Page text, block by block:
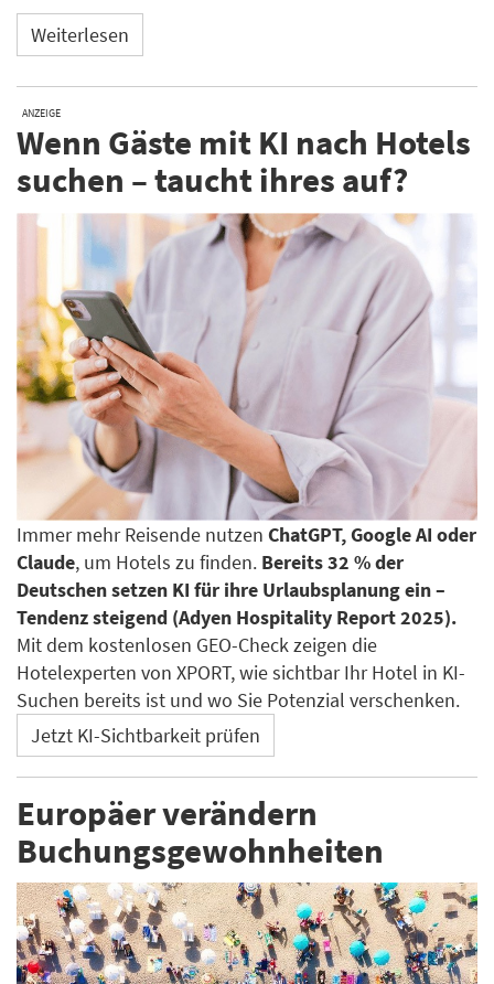
Weiterlesen
ANZEIGE
Wenn Gäste mit KI nach Hotels
suchen – taucht ihres auf?
Immer mehr Reisende nutzen ChatGPT, Google AI oder
Claude, um Hotels zu finden. Bereits 32 % der
Deutschen setzen KI für ihre Urlaubsplanung ein –
Tendenz steigend (Adyen Hospitality Report 2025).
Mit dem kostenlosen GEO-Check zeigen die
Hotelexperten von XPORT, wie sichtbar Ihr Hotel in KI-
Suchen bereits ist und wo Sie Potenzial verschenken.
Jetzt KI-Sichtbarkeit prüfen
Europäer verändern
Buchungsgewohnheiten